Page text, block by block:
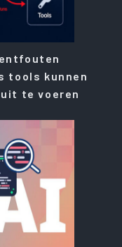
tools kunnen
te voeren